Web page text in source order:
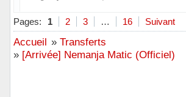
Hors ligne
Pages: 1 2 3 … 16 Suivant
Accueil » Transferts
» [Arrivée] Nemanja Matic (Officiel)